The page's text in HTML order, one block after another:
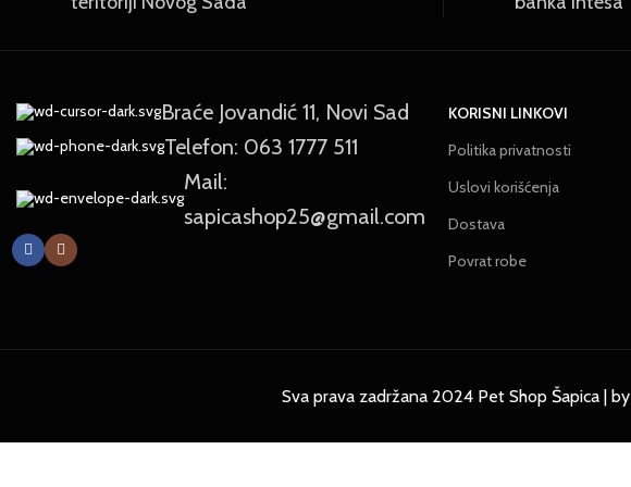
Braće Jovandić 11, Novi Sad
Telefon: 063 1777 511
Mail:
sapicashop25@gmail.com
KORISNI LINKOVI
Politika privatnosti
Uslovi korišćenja
Dostava
Povrat robe
Sva prava zadržana 2024 Pet Shop Šapica | by